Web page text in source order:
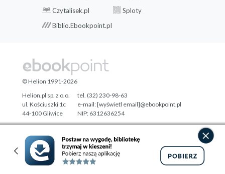
Czytalisek.pl
Sploty
Biblio.Ebookpoint.pl
Designed with ♥ byTonik.pl
© Helion 1991-2026
Helion.pl sp. z o.o.
ul. Kościuszki 1c
44-100 Gliwice
tel. (32) 230-98-63
e-mail:[wyświetl email]@ebookpoint.pl
NIP: 6312636254
Regon: 241989027
Pełna wersja strony »